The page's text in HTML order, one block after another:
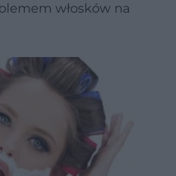
włosków na